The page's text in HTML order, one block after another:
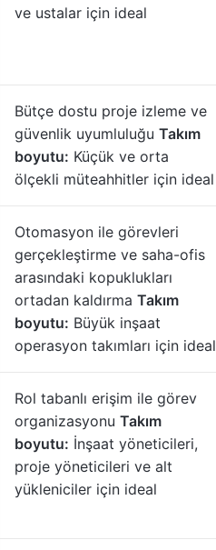
ve ustalar için ideal
Bütçe dostu proje izleme ve
güvenlik uyumluluğu Takım
boyutu: Küçük ve orta
ölçekli müteahhitler için ideal
Otomasyon ile görevleri
gerçekleştirme ve saha-ofis
arasındaki kopuklukları
ortadan kaldırma Takım
boyutu: Büyük inşaat
operasyon takımları için ideal
Rol tabanlı erişim ile görev
organizasyonu Takım
boyutu: İnşaat yöneticileri,
proje yöneticileri ve alt
yükleniciler için ideal